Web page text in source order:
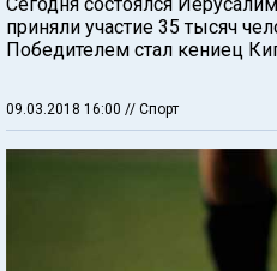
приняли участие 35 тысяч
Победителем стал кениец
09.03.2018 16:00 // Спорт